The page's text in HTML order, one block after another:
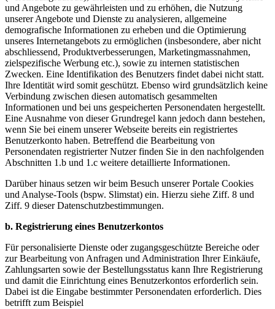
und Angebote zu gewährleisten und zu erhöhen, die Nutzung
unserer Angebote und Dienste zu analysieren, allgemeine
demografische Informationen zu erheben und die Optimierung
unseres Internetangebots zu ermöglichen (insbesondere, aber nicht
abschliessend, Produktverbesserungen, Marketingmassnahmen,
zielspezifische Werbung etc.), sowie zu internen statistischen
Zwecken. Eine Identifikation des Benutzers findet dabei nicht statt.
Ihre Identität wird somit geschützt. Ebenso wird grundsätzlich keine
Verbindung zwischen diesen automatisch gesammelten
Informationen und bei uns gespeicherten Personendaten hergestellt.
Eine Ausnahme von dieser Grundregel kann jedoch dann bestehen,
wenn Sie bei einem unserer Webseite bereits ein registriertes
Benutzerkonto haben. Betreffend die Bearbeitung von
Personendaten registrierter Nutzer finden Sie in den nachfolgenden
Abschnitten 1.b und 1.c weitere detaillierte Informationen.
Darüber hinaus setzen wir beim Besuch unserer Portale Cookies
und Analyse-Tools (bspw. Slimstat) ein. Hierzu siehe Ziff. 8 und
Ziff. 9 dieser Datenschutzbestimmungen.
b. Registrierung eines Benutzerkontos
Für personalisierte Dienste oder zugangsgeschützte Bereiche oder
zur Bearbeitung von Anfragen und Administration Ihrer Einkäufe,
Zahlungsarten sowie der Bestellungsstatus kann Ihre Registrierung
und damit die Einrichtung eines Benutzerkontos erforderlich sein.
Dabei ist die Eingabe bestimmter Personendaten erforderlich. Dies
betrifft zum Beispiel